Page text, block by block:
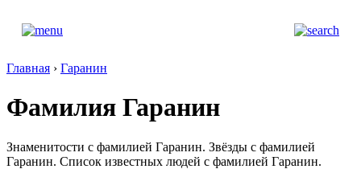
Главная › Гаранин
Фамилия Гаранин
Знаменитости с фамилией Гаранин. Звёзды с фамилией
Гаранин. Список известных людей с фамилией Гаранин.